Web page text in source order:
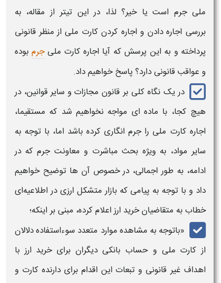
ملی جرم است یا خیر؟ لذا، در این تیتر از مقاله، به
بررسی اجاره دادن و اجاره کردن کارت ملی از منظر قانونی
پرداخته و به این پرسش که آیا اجاره کارت ملیجرم بوده
و عواقب قانونی دارد؟ پاسخ خواهیم داد.
در یک نگاه کلی بر قانون مجازات و سایر قوانین، در
هیچ کجا، با ماده ای مواجه نخواهیم شد که مستقیما،
اجاره کارت ملی راجرم انگاری کرده باشد اما، با توجه به
سایر مواد، به ویژه بحث مباشرت و معاونتجرم که در
ادامه، به طور اجمالی، در خصوص آن ها توضیح خواهیم
داد و با توجه به پیامی که بازار متشکل ارزی در اطلاعیه‌ای
خطاب به متقاضیان خرید ارز اعلام کرده، مبنی بر اینکه؛
«باتوجه به مشاهده موارد متعدد سوءاستفاده دلالان
از کارت ملی و حساب بانکی دیگران برای خرید ارز با
اهداف غیر قانونی و تبعات این اقدام برای دارنده کارت و